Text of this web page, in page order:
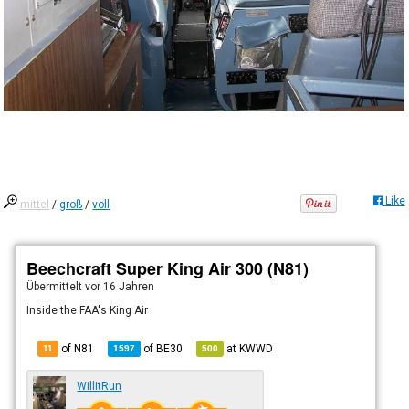
mittel /groß /voll Like
Beechcraft Super King Air 300 (N81)
Übermitteltvor 16 Jahren
Inside the FAA's King Air
11 of N81 1597 ofBE30 500 atKWWD
WillitRun